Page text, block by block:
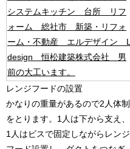
レンジフードの設置
かなりの重量があるので2人体制
をとります。1人は下から支え、
1人はビスで固定しながらレンジ